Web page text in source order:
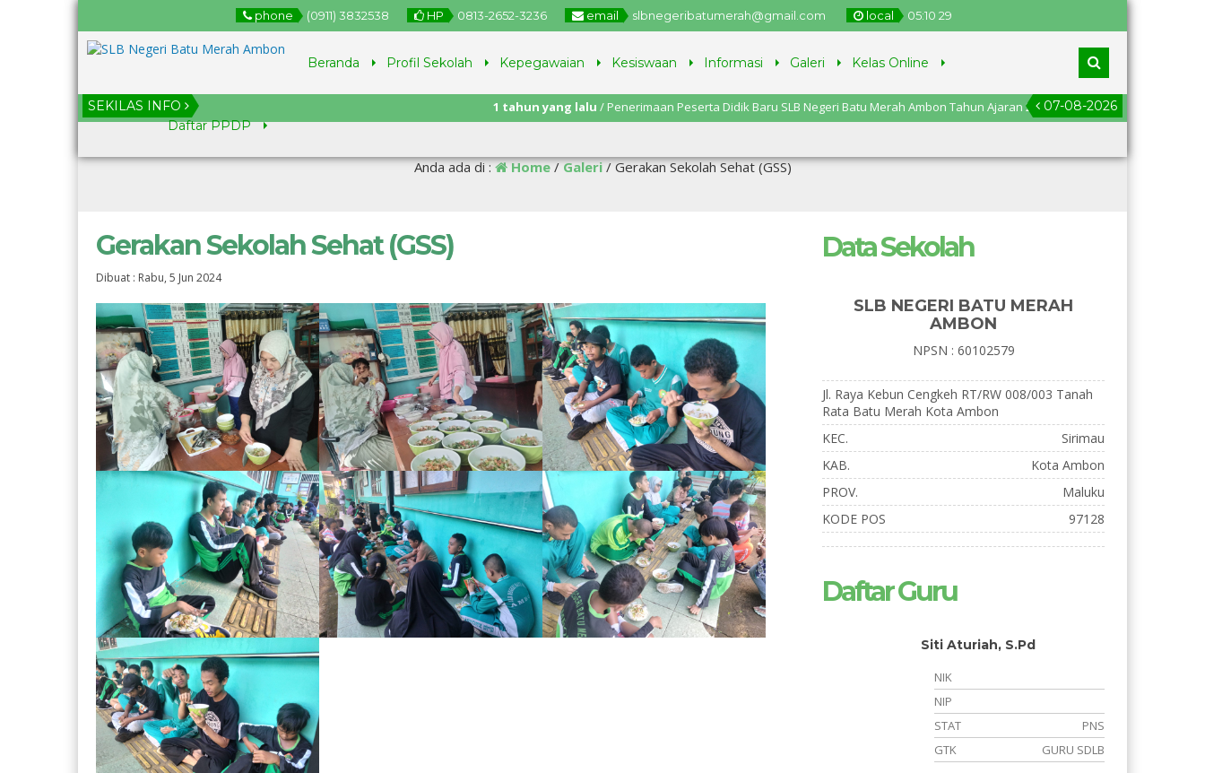
phone (0911) 3832538 HP 0813-2652-3236 email slbnegeribatumerah@gmail.com local 05:10 29
Beranda Profil Sekolah Kepegawaian Kesiswaan Informasi Galeri Kelas Online
Daftar PPDP
SEKILAS INFO 07-08-2026
1 tahun yang lalu/ Penerimaan Peserta Didik Baru SLB Negeri Batu Merah Ambon Tahun Ajaran 2025-2026, pendaftaran dari tanggal 2
Juni – 11 Juli 2025.
Anda ada di : Home/Galeri/Gerakan Sekolah Sehat (GSS)
Gerakan Sekolah Sehat (GSS)
Dibuat : Rabu, 5 Jun 2024
Data Sekolah
SLB NEGERI BATU MERAH
AMBON
NPSN : 60102579
Jl. Raya Kebun Cengkeh RT/RW 008/003 Tanah
Rata Batu Merah Kota Ambon
KEC.
Sirimau
KAB.
Kota Ambon
PROV.
Maluku
KODE POS
97128
Daftar Guru
Fitra Aswadi, S.Pd
PNS
Guru Kelas
Siti Aturiah, S.Pd
NIK
NIP
STAT
PNS
GTK
GURU SDLB